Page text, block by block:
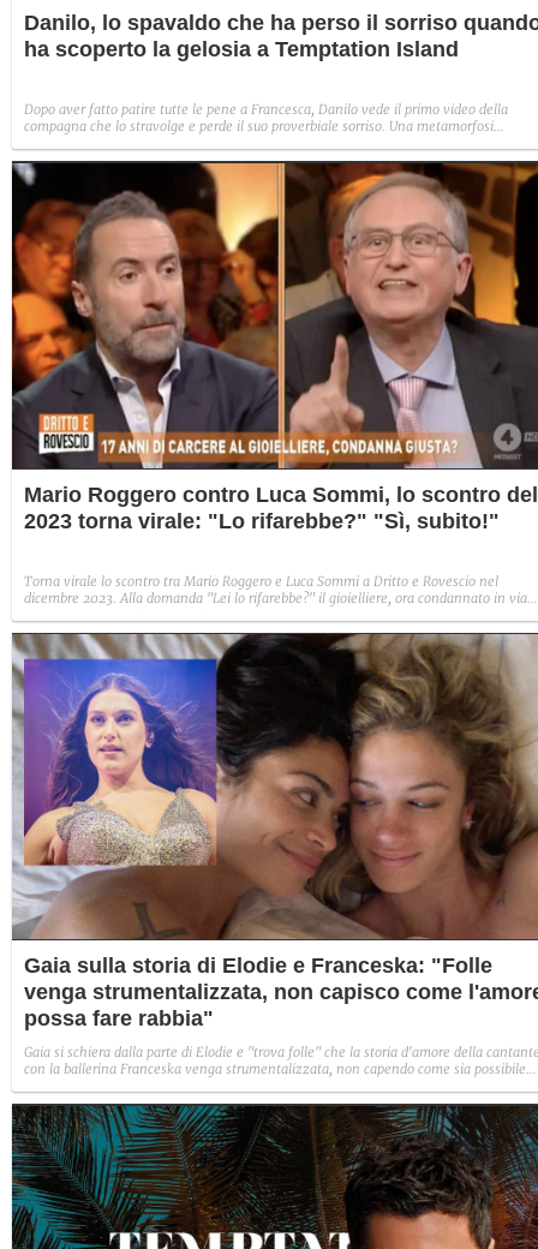
Danilo, lo spavaldo che ha perso il sorriso
ha scoperto la gelosia a Temptation Island
Dopo aver fatto patire tutte le pene a Francesca, Danilo vede il primo video della
compagna che lo stravolge e perde il suo proverbiale sorriso. Una metamorfosi
Mario Roggero contro Luca Sommi, lo scontro del
2023 torna virale: "Lo rifarebbe?" "Sì, subito!"
Torna virale lo scontro tra Mario Roggero e Luca Sommi a Dritto e Rovescio nel
dicembre 2023. Alla domanda "Lei lo rifarebbe?" il gioielliere, ora condannato in via
Gaia sulla storia di Elodie e Franceska: "Folle
venga strumentalizzata, non capisco come
possa fare rabbia"
Gaia si schiera dalla parte di Elodie e "trova folle" che la storia d'amore della
con la ballerina Franceska venga strumentalizzata, non capendo come sia possibile